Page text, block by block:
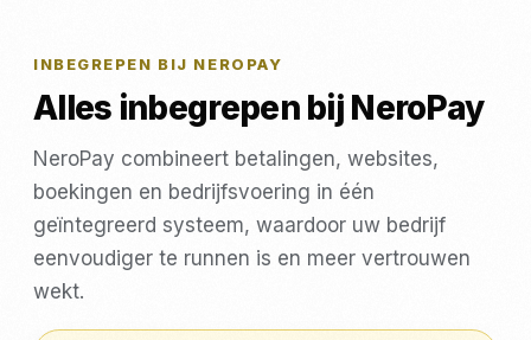
INBEGREPEN BIJ NEROPAY
Alles inbegrepen bij NeroPay
NeroPay combineert betalingen, websites,
boekingen en bedrijfsvoering in één
geïntegreerd systeem, waardoor uw bedrijf
eenvoudiger te runnen is en meer vertrouwen
wekt.